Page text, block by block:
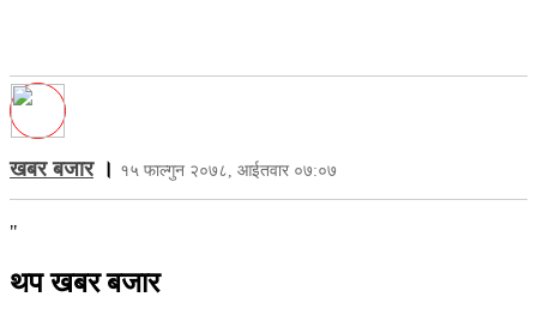
खबर बजार। १५ फाल्गुन २०७८, आईतवार ०७:०७
"
थप खबर बजार